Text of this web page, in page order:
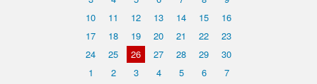
10
11 12 13 14 15
16
17
18 19 20 21 22
23
24
25 26 27 28 29
30
1
2 3 4 5 6 7